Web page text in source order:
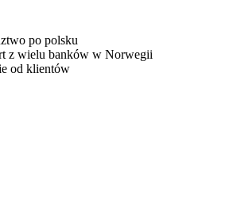
po polsku
z wielu banków w Norwegii
od klientów